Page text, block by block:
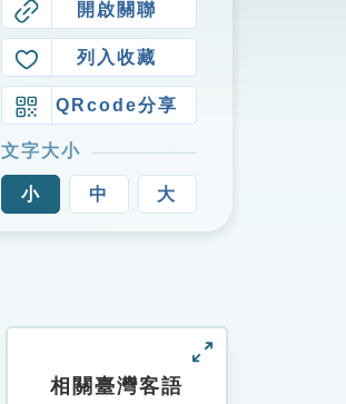
開啟關聯
列入收藏
QRcode分享
文字大小
小 中 大
相關臺灣客語